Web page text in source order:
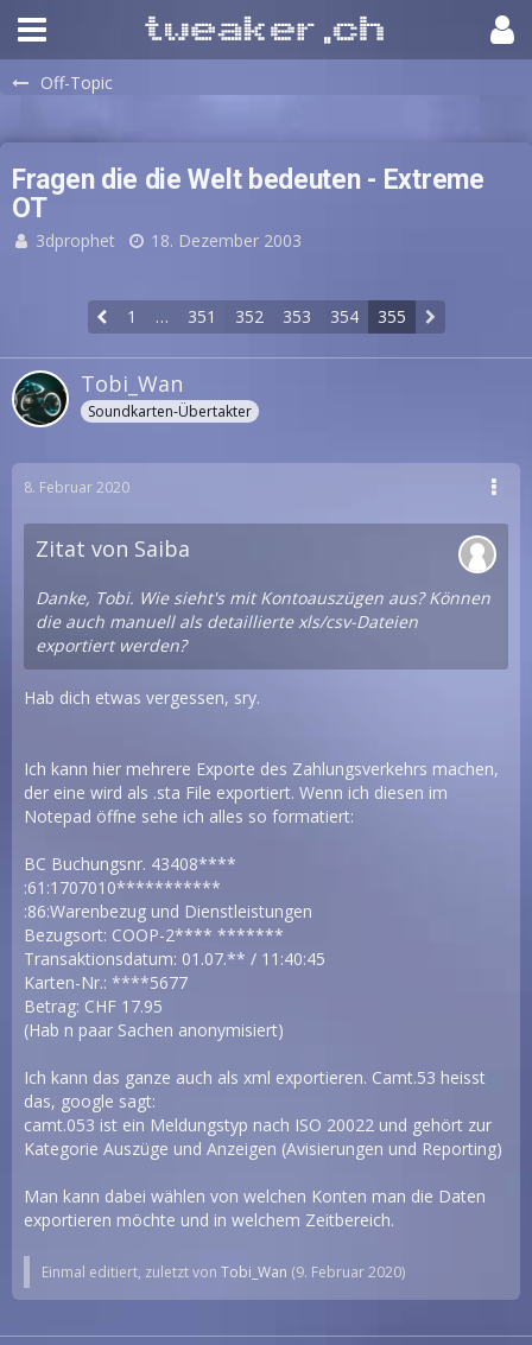
Off-Topic
Fragen die die Welt bedeuten - Extreme
OT
3dprophet 18. Dezember 2003
1 … 351 352 353 354 355
Tobi_Wan
Soundkarten-Übertakter
8. Februar 2020
Zitat von Saiba
Danke, Tobi. Wie sieht's mit Kontoauszügen aus? Können
die auch manuell als detaillierte xls/csv-Dateien
exportiert werden?
Hab dich etwas vergessen, sry.
Ich kann hier mehrere Exporte des Zahlungsverkehrs machen,
der eine wird als .sta File exportiert. Wenn ich diesen im
Notepad öffne sehe ich alles so formatiert:
BC Buchungsnr. 43408****
:61:1707010***********
:86:Warenbezug und Dienstleistungen
Bezugsort: COOP-2**** *******
Transaktionsdatum: 01.07.** / 11:40:45
Karten-Nr.: ****5677
Betrag: CHF 17.95
(Hab n paar Sachen anonymisiert)
Ich kann das ganze auch als xml exportieren. Camt.53 heisst
das, google sagt:
camt.053 ist ein Meldungstyp nach ISO 20022 und gehört zur
Kategorie Auszüge und Anzeigen (Avisierungen und Reporting)
Man kann dabei wählen von welchen Konten man die Daten
exportieren möchte und in welchem Zeitbereich.
Einmal editiert, zuletzt von Tobi_Wan (9. Februar 2020)